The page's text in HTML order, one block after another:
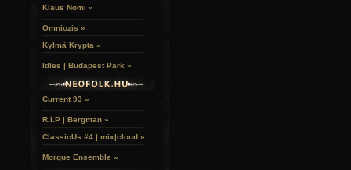
Klaus Nomi »
Omniozis »
Kylmä Krypta »
Idles | Budapest Park »
Current 93 »
R.I.P | Bergman »
ClassicUs #4 | mix|cloud »
Morgue Ensemble »